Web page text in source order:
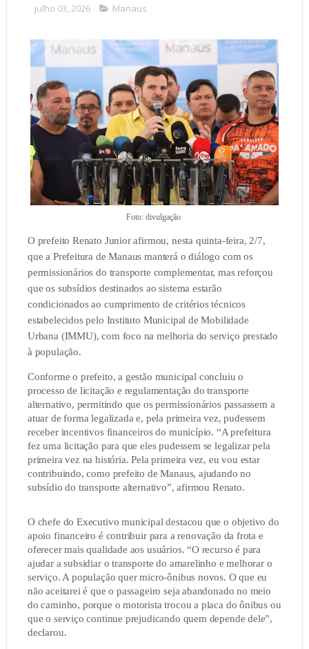
julho 03, 2026 Manaus
Foto: divulgação
O prefeito Renato Junior afirmou, nesta quinta-feira, 2/7,
que a Prefeitura de Manaus manterá o diálogo com os
permissionários do transporte complementar, mas reforçou
que os subsídios destinados ao sistema estarão
condicionados ao cumprimento de critérios técnicos
estabelecidos pelo Instituto Municipal de Mobilidade
Urbana (IMMU), com foco na melhoria do serviço prestado
à população.
Conforme o prefeito, a gestão municipal concluiu o
processo de licitação e regulamentação do transporte
alternativo, permitindo que os permissionários passassem a
atuar de forma legalizada e, pela primeira vez, pudessem
receber incentivos financeiros do município. “A prefeitura
fez uma licitação para que eles pudessem se legalizar pela
primeira vez na história. Pela primeira vez, eu vou estar
contribuindo, como prefeito de Manaus, ajudando no
subsídio do transporte alternativo”, afirmou Renato.
O chefe do Executivo municipal destacou que o objetivo do
apoio financeiro é contribuir para a renovação da frota e
oferecer mais qualidade aos usuários. “O recurso é para
ajudar a subsidiar o transporte do amarelinho e melhorar o
serviço. A população quer micro-ônibus novos. O que eu
não aceitarei é que o passageiro seja abandonado no meio
do caminho, porque o motorista trocou a placa do ônibus ou
que o serviço continue prejudicando quem depende dele”,
declarou.